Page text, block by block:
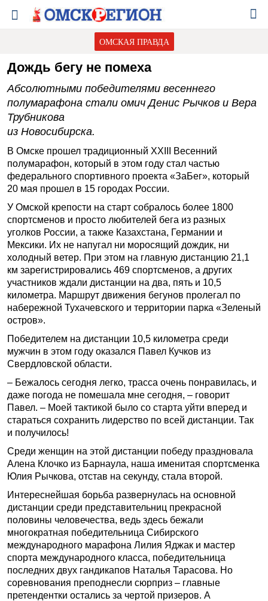
ОМСКАЯ ПРАВДА
Дождь бегу не помеха
Абсолютными победителями весеннего
полумарафона стали омич Денис Рычков и Вера
Трубникова
из Новосибирска.
В Омске прошел традиционный XXIII Весенний
полумарафон, который в этом году стал частью
федерального спортивного проекта «ЗаБег», который
20 мая прошел в 15 городах России.
У Омской крепости на старт собралось более 1800
спортсменов и просто любителей бега из разных
уголков России, а также Казахстана, Германии и
Мексики. Их не напугал ни моросящий дождик, ни
холодный ветер. При этом на главную дистанцию 21,1
км зарегистрировались 469 спортсменов, а других
участников ждали дистанции на два, пять и 10,5
километра. Маршрут движения бегунов пролегал по
набережной Тухачевского и территории парка «Зеленый
остров».
Победителем на дистанции 10,5 километра среди
мужчин в этом году оказался Павел Кучков из
Свердловской области.
– Бежалось сегодня легко, трасса очень понравилась, и
даже погода не помешала мне сегодня, – говорит
Павел. – Моей тактикой было со старта уйти вперед и
стараться сохранить лидерство по всей дистанции. Так
и получилось!
Среди женщин на этой дистанции победу праздновала
Алена Клочко из Барнаула, наша именитая спортсменка
Юлия Рычкова, отстав на секунду, стала второй.
Интереснейшая борьба развернулась на основной
дистанции среди представительниц прекрасной
половины человечества, ведь здесь бежали
многократная победительница Сибирского
международного марафона Лилия Яджак и мастер
спорта международного класса, победительница
последних двух гандикапов Наталья Тарасова. Но
соревнования преподнесли сюрприз – главные
претендентки остались за чертой призеров. А